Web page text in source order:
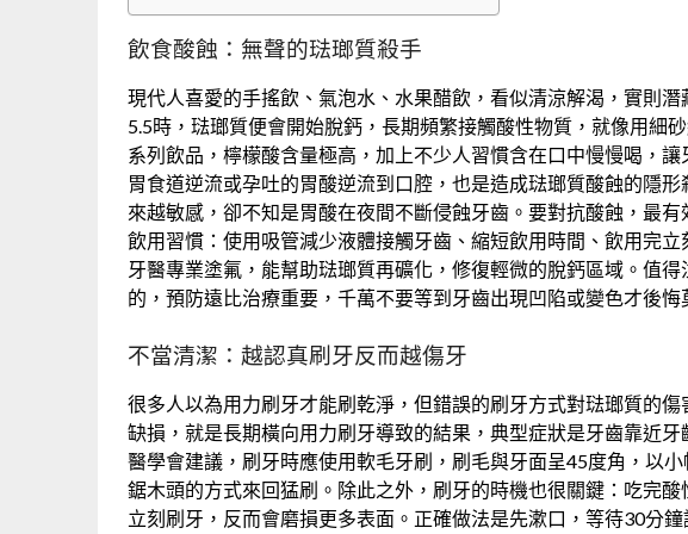
飲食酸蝕：無聲的琺瑯質殺手
現代人喜愛的手搖飲、氣泡水、水果醋飲，看似清涼解渴，實則
5.5時，琺瑯質便會開始脫鈣，長期頻繁接觸酸性物質，就像用細
系列飲品，檸檬酸含量極高，加上不少人習慣含在口中慢慢喝，
胃食道逆流或孕吐的胃酸逆流到口腔，也是造成琺瑯質酸蝕的隱
來越敏感，卻不知是胃酸在夜間不斷侵蝕牙齒。要對抗酸蝕，最
飲用習慣：使用吸管減少液體接觸牙齒、縮短飲用時間、飲用完
牙醫專業塗氟，能幫助琺瑯質再礦化，修復輕微的脫鈣區域。值
的，預防遠比治療重要，千萬不要等到牙齒出現凹陷或變色才後悔
不當清潔：越認真刷牙反而越傷牙
很多人以為用力刷牙才能刷乾淨，但錯誤的刷牙方式對琺瑯質的
缺損，就是長期橫向用力刷牙導致的結果，典型症狀是牙齒靠近
醫學會建議，刷牙時應使用軟毛牙刷，刷毛與牙面呈45度角，以
鋸木頭的方式來回猛刷。除此之外，刷牙的時機也很關鍵：吃完
立刻刷牙，反而會磨損更多表面。正確做法是先漱口，等待30分